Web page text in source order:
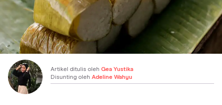
Artikel ditulis oleh Gea Yustika
Disunting oleh Adeline Wahyu